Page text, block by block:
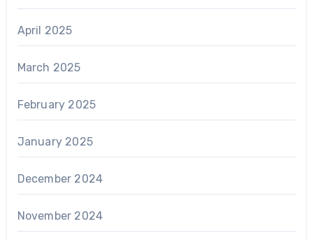
April 2025
March 2025
February 2025
January 2025
December 2024
November 2024